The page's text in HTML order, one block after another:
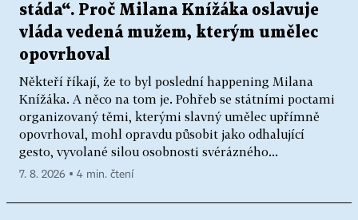
stáda“. Proč Milana Knížáka oslavuje
vláda vedená mužem, kterým umělec
opovrhoval
Někteří říkají, že to byl poslední happening Milana
Knížáka. A něco na tom je. Pohřeb se státními poctami
organizovaný těmi, kterými slavný umělec upřímně
opovrhoval, mohl opravdu působit jako odhalující
gesto, vyvolané silou osobnosti svérázného...
7. 8. 2026 ▪ 4 min. čtení